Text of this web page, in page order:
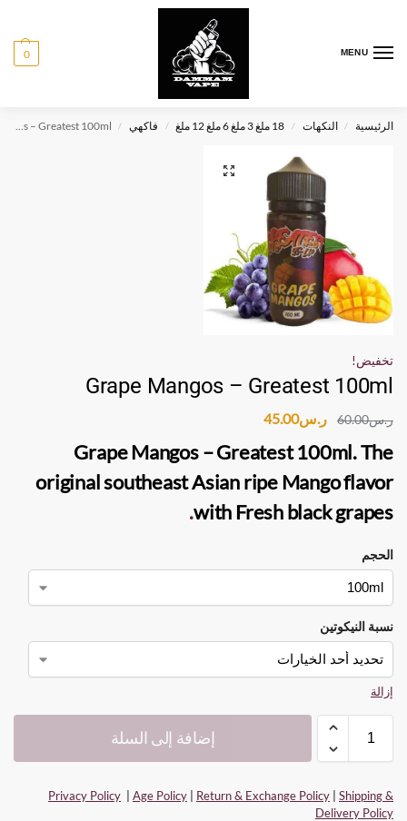
MENU
0
الرئيسية / النكهات / 18 ملغ 3 ملغ 6 ملغ 12 ملغ / فاكهي /
Grape Mangos – Greatest 100ml
تخفيض!
Grape Mangos – Greatest 100ml
ر.س60.00 ر.س45.00
Grape Mangos – Greatest 100ml. The
original southeast Asian ripe Mango flavor
with Fresh black grapes
.
الحجم
نسبة النيكوتين
إزالة
إضافة إلى السلة
Privacy Policy | Age Policy | Return & Exchange Policy | Shipping &
Delivery Policy